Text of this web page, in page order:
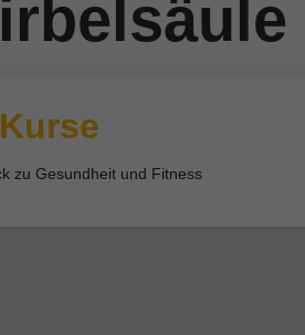
zu Gesundheit und Fitness